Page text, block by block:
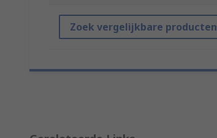
Zoek vergelijkbare producten